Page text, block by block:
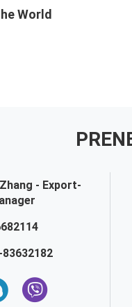
World
- Export-